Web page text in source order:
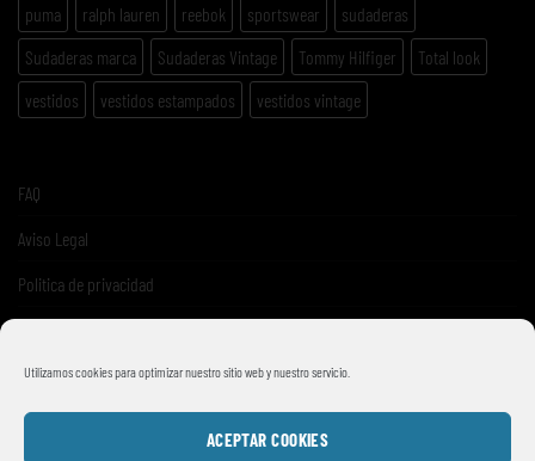
Utilizamos cookies para optimizar nuestro sitio web y nuestro servicio.
ACEPTAR COOKIES
puma
ralph lauren reebok sportswear
sudaderas
Sudaderas marca
Sudaderas Vintage Tommy Hilfiger
Total look
vestidos
vestidos estampados vestidos vintage
FAQ
Aviso Legal
Politica de privacidad